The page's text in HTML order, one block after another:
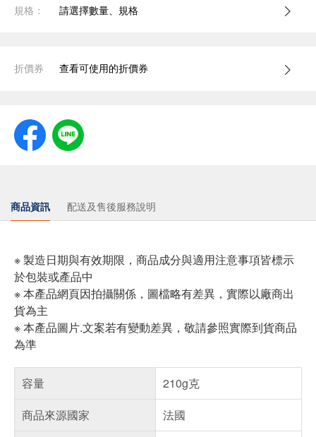
規格： 請選擇數量、規格
折價券 查看可使用的折價券
商品資訊 配送及售後服務說明
※ 製造日期與有效期限，商品成分與適用注意事項皆標示
於包裝或產品中
※ 本產品網頁因拍攝關係，圖檔略有差異，實際以廠商出
貨為主
※ 本產品圖片.文案若有變動差異，敬請參照實際到貨商品
為準
容量
210g克
商品來源國家
法國